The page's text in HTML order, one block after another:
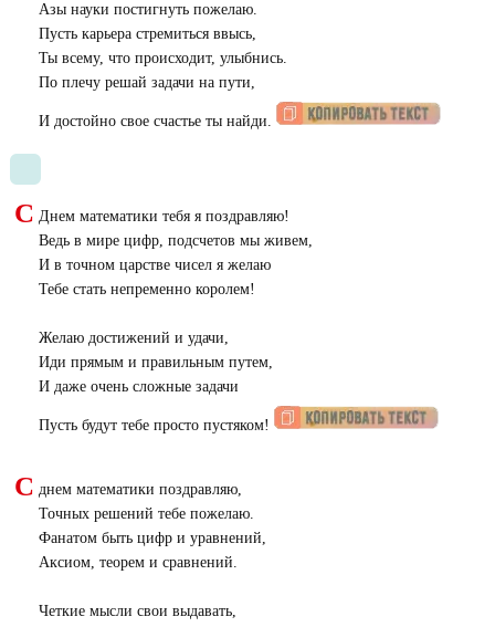
Азы науки постигнуть пожелаю.
Пусть карьера стремиться ввысь,
Ты всему, что происходит, улыбнись.
По плечу решай задачи на пути,
И достойно свое счастье ты найди.
С Днем математики тебя я поздравляю!
Ведь в мире цифр, подсчетов мы живем,
И в точном царстве чисел я желаю
Тебе стать непременно королем!
Желаю достижений и удачи,
Иди прямым и правильным путем,
И даже очень сложные задачи
Пусть будут тебе просто пустяком!
С днем математики поздравляю,
Точных решений тебе пожелаю.
Фанатом быть цифр и уравнений,
Аксиом, теорем и сравнений.
Четкие мысли свои выдавать,